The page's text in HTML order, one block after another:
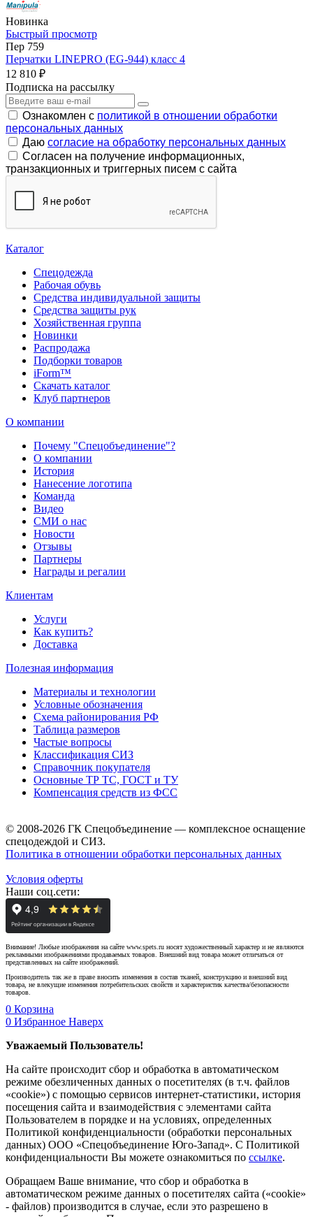
Новинка
Быстрый просмотр
Пер 759
Перчатки LINEPRO (EG-944) класс 4
12 810 ₽
Подписка на рассылку
Ознакомлен с политикой в отношении обработки
персональных данных
Даю согласие на обработку персональных данных
Согласен на получение информационных,
транзакционных и триггерных писем с сайта
Каталог
Спецодежда
Рабочая обувь
Средства индивидуальной защиты
Средства защиты рук
Хозяйственная группа
Новинки
Распродажа
Подборки товаров
iForm™
Скачать каталог
Клуб партнеров
О компании
Почему "Спецобъединение"?
О компании
История
Нанесение логотипа
Команда
Видео
СМИ о нас
Новости
Отзывы
Партнеры
Награды и регалии
Клиентам
Услуги
Как купить?
Доставка
Полезная информация
Материалы и технологии
Условные обозначения
Схема районирования РФ
Таблица размеров
Частые вопросы
Классификация СИЗ
Справочник покупателя
Основные ТР ТС, ГОСТ и ТУ
Компенсация средств из ФСС
© 2008-2026 ГК Спецобъединение — комплексное оснащение
спецодеждой и СИЗ.
Политика в отношении обработки персональных данных
Условия оферты
Наши соц.сети:
Внимание! Любые изображения на сайте www.spets.ru носят художественный характер и не являются
рекламными изображениями продаваемых товаров. Внешний вид товара может отличаться от
представленных на сайте изображений.
Производитель так же в праве вносить изменения в состав тканей, конструкцию и внешний вид
товара, не влекущие изменения потребительских свойств и характеристик качества/безопасности
товаров.
0 Корзина
0 Избранное Наверх
Уважаемый Пользователь!
На сайте происходит сбор и обработка в автоматическом
режиме обезличенных данных о посетителях (в т.ч. файлов
«cookie») с помощью сервисов интернет-статистики, история
посещения сайта и взаимодействия с элементами сайта
Пользователем в порядке и на условиях, определенных
Политикой конфиденциальности (обработки персональных
данных) ООО «Спецобъединение Юго-Запад». С Политикой
конфиденциальности Вы можете ознакомиться по ссылке.
Обращаем Ваше внимание, что сбор и обработка в
автоматическом режиме данных о посетителях сайта («cookie»
- файлов) производится в случае, если это разрешено в